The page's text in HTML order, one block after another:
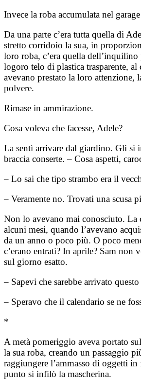
Invece la roba accumulata nel
Da una parte c’era tutta quella di
stretto corridoio la sua, in
loro roba, c’era quella dell’inquilino
logoro telo di plastica trasparente, al
avevano prestato la loro attenzione,
polvere.
Rimase in ammirazione.
Cosa voleva che facesse, Adele?
La sentì arrivare dal giardino. Gli si
braccia conserte. – Cosa aspetti,
– Lo sai che tipo strambo era il
– Veramente no. Trovati una scusa
Non lo avevano mai conosciuto. La
alcuni mesi, quando l’avevano
da un anno o poco più. O poco
c’erano entrati? In aprile? Sam non
sul giorno esatto.
– Sapevi che sarebbe arrivato
– Speravo che il calendario se ne
*
A metà pomeriggio aveva portato
la sua roba, creando un passaggio
raggiungere l’ammasso di oggetti
punto si infilò la mascherina.